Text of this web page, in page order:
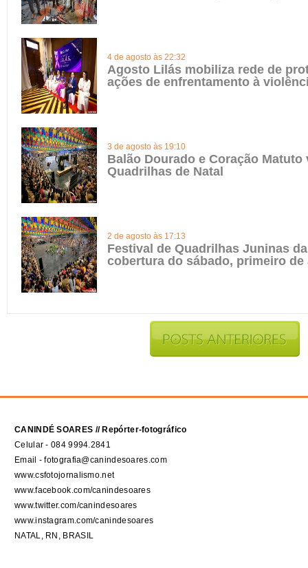
4 de agosto às 22:32
Agosto Lilás mobiliza rede de
ações de enfrentamento à
3 de agosto às 19:10
Balão Dourado e Coração Matuto
Quadrilhas de Natal
2 de agosto às 17:13
Festival de Quadrilhas Juninas
cobertura do sábado, primeiro de
CANINDÉ SOARES // Repórter-fotográfico
Celular - 084 9994.2841
Email - fotografia@canindesoares.com
www.csfotojornalismo.net
www.facebook.com/canindesoares
www.twitter.com/canindesoares
www.instagram.com/canindesoares
NATAL, RN, BRASIL